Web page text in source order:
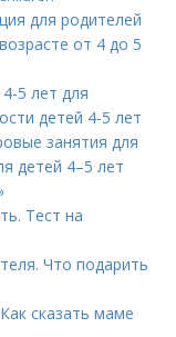
для родителей
от 4 до 5
5 лет для
детей 4-5 лет
занятия для
детей 4–5 лет
Тест на
Что подарить
сказать маме